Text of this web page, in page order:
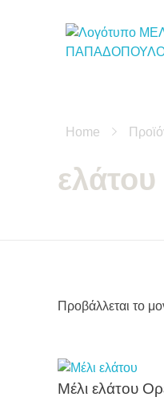
Home
Προβάλλεται το
Μέλι ελάτου